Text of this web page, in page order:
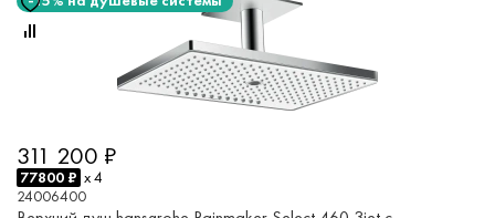
311 200 ₽
77800 ₽ x 4
24006400